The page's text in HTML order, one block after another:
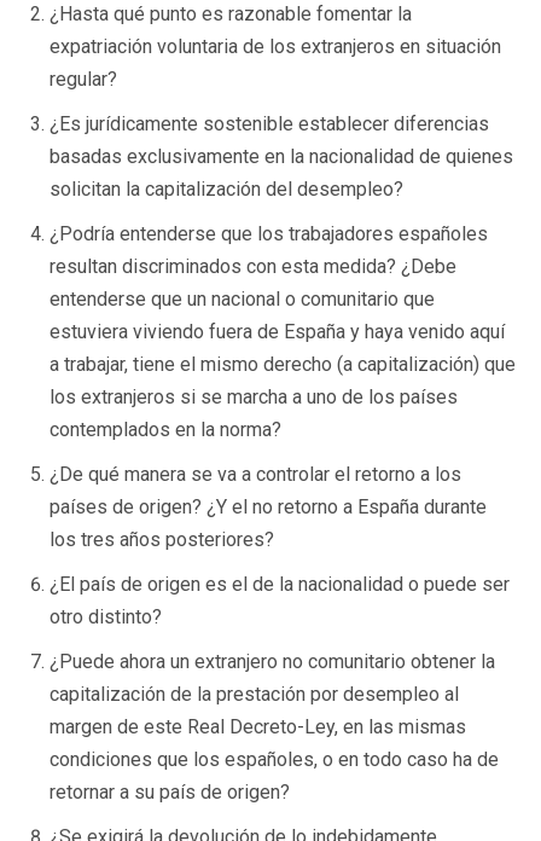
¿Hasta qué punto es razonable fomentar la
expatriación voluntaria de los extranjeros en situación
regular?
¿Es jurídicamente sostenible establecer diferencias
basadas exclusivamente en la nacionalidad de quienes
solicitan la capitalización del desempleo?
¿Podría entenderse que los trabajadores españoles
resultan discriminados con esta medida? ¿Debe
entenderse que un nacional o comunitario que
estuviera viviendo fuera de España y haya venido aquí
a trabajar, tiene el mismo derecho (a capitalización) que
los extranjeros si se marcha a uno de los países
contemplados en la norma?
¿De qué manera se va a controlar el retorno a los
países de origen? ¿Y el no retorno a España durante
los tres años posteriores?
¿El país de origen es el de la nacionalidad o puede ser
otro distinto?
¿Puede ahora un extranjero no comunitario obtener la
capitalización de la prestación por desempleo al
margen de este Real Decreto-Ley, en las mismas
condiciones que los españoles, o en todo caso ha de
retornar a su país de origen?